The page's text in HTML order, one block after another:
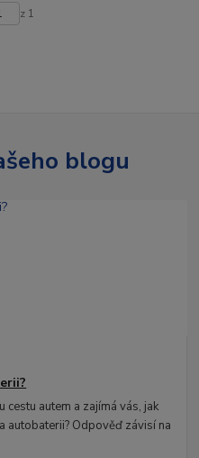
z 1
blogu
autem a zajímá vás, jak
autobaterii? Odpověď závisí na